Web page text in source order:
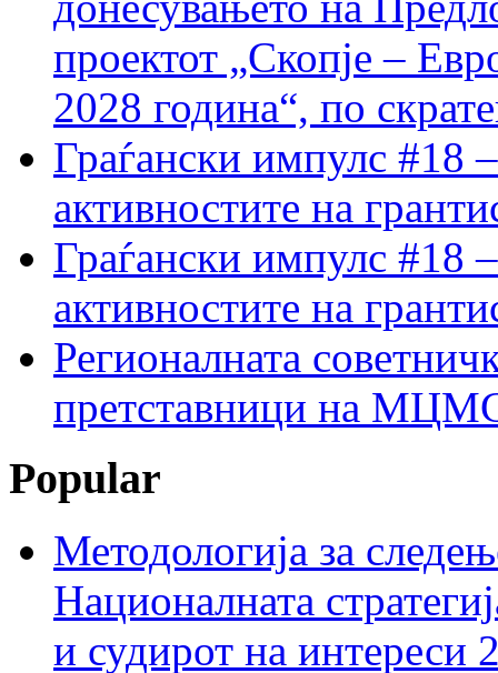
проектот „Скопје –
2028 година“, по
Граѓански импулс #18
активностите на
Граѓански импулс #18
активностите на
Регионалната
претставници на МЦМС
Popular
Методологија за
Националната
и судирот на интереси